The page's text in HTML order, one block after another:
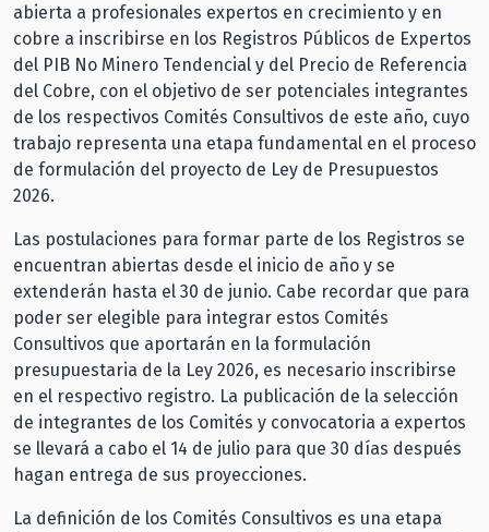
abierta a profesionales expertos en crecimiento y en
cobre a inscribirse en los Registros Públicos de Expertos
del PIB No Minero Tendencial y del Precio de Referencia
del Cobre, con el objetivo de ser potenciales integrantes
de los respectivos Comités Consultivos de este año, cuyo
trabajo representa una etapa fundamental en el proceso
de formulación del proyecto de Ley de Presupuestos
2026.
Las postulaciones para formar parte de los Registros se
encuentran abiertas desde el inicio de año y se
extenderán hasta el 30 de junio. Cabe recordar que para
poder ser elegible para integrar estos Comités
Consultivos que aportarán en la formulación
presupuestaria de la Ley 2026, es necesario inscribirse
en el respectivo registro. La publicación de la selección
de integrantes de los Comités y convocatoria a expertos
se llevará a cabo el 14 de julio para que 30 días después
hagan entrega de sus proyecciones.
La definición de los Comités Consultivos es una etapa